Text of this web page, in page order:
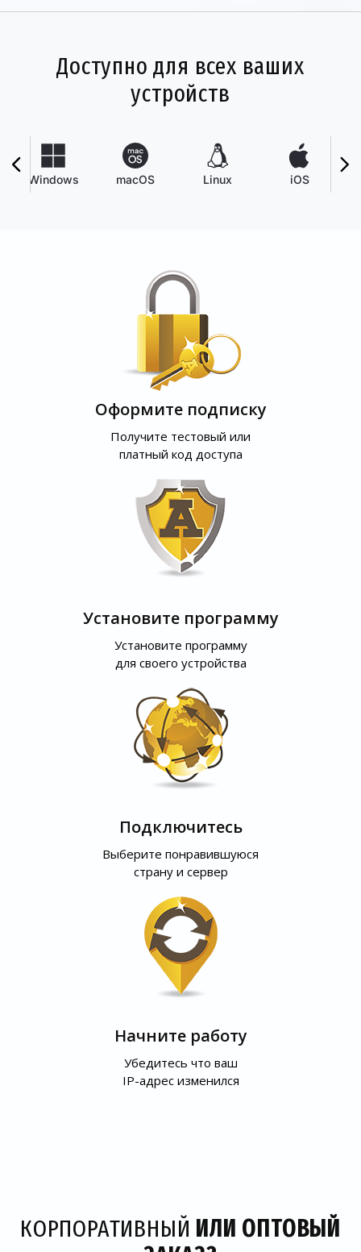
Доступно для всех ваших
устройств
Windows macOS Linux iOS
Оформите подписку
Получите тестовый или
платный код доступа
Установите программу
Установите программу
для своего устройства
Подключитесь
Выберите понравившуюся
страну и сервер
Начните работу
Убедитесь что ваш
IP-адрес изменился
КОРПОРАТИВНЫЙ ИЛИ ОПТОВЫЙ